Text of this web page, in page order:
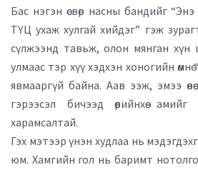
Бас нэгэн өсвөр насны бандийг
ТҮЦ ухаж хулгай хийдэг” гэж
сүлжээнд тавьж, олон мянган хүн
улмаас тэр хүү хэдхэн хоногийн
явмааргүй байна. Аав ээж, эмээ
гэрээсэл бичээд өөрийнхөө
харамсалтай.
Гэх мэтээр үнэн худлаа нь
юм. Хамгийн гол нь баримт